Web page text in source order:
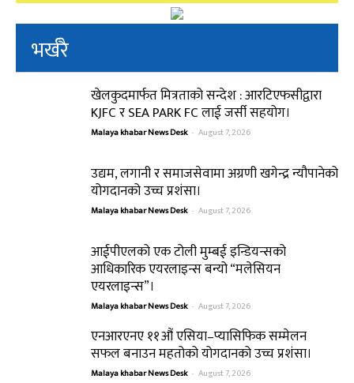
भर्खरै
खेलकुदमार्फत मित्रताको सन्देश : आरटिएफसीद्वारा
KJFC र SEA PARK FC लाई जर्सी सहयोग।
Malaya khabar News Desk - August 7, 2026
उद्यम, लगानी र समाजसेवामा अग्रणी खगेन्द्र न्यौपानेको
योगदानको उच्च प्रशंसा।
Malaya khabar News Desk - August 7, 2026
आईपीएलको एक टोली मुम्बई इन्डियन्सको
आधिकारिक एयरलाइन्स बन्यो “मलेसियन
एयरलाइन्स”।
Malaya khabar News Desk - August 7, 2026
एनआरएनए ११औं एसिया–प्यासिफिक सम्मेलन
सफल बनाउन महतोको योगदानको उच्च प्रशंसा।
Malaya khabar News Desk - August 7, 2026